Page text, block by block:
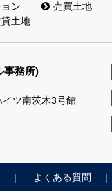
ン 売買土地
土地
事務所)
ツ南茨木3号館
よくある質問